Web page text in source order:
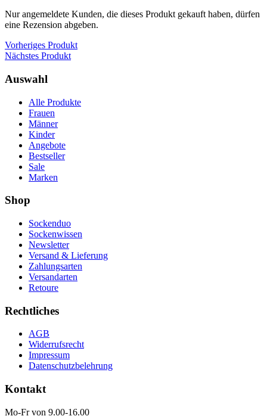
Nur angemeldete Kunden, die dieses Produkt gekauft haben, dürfen
eine Rezension abgeben.
Vorheriges Produkt
Nächstes Produkt
Auswahl
Alle Produkte
Frauen
Männer
Kinder
Angebote
Bestseller
Sale
Marken
Shop
Sockenduo
Sockenwissen
Newsletter
Versand & Lieferung
Zahlungsarten
Versandarten
Retoure
Rechtliches
AGB
Widerrufsrecht
Impressum
Datenschutzbelehrung
Kontakt
Mo-Fr von 9.00-16.00